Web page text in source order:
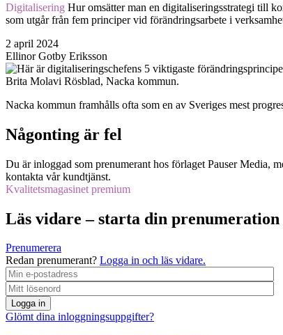
Digitalisering Hur omsätter man en digitaliseringsstrategi till
som utgår från fem principer vid förändringsarbete i
2 april 2024
Ellinor Gotby Eriksson
Brita Molavi Rösblad, Nacka kommun.
Nacka kommun framhålls ofta som en av Sveriges mest
Någonting är fel
Du är inloggad som prenumerant hos förlaget Pauser Media,
kontakta vår kundtjänst.
Kvalitetsmagasinet premium
Läs vidare – starta din prenumeration
Prenumerera
Redan prenumerant? Logga in och läs vidare.
Logga in
Glömt dina inloggningsuppgifter?